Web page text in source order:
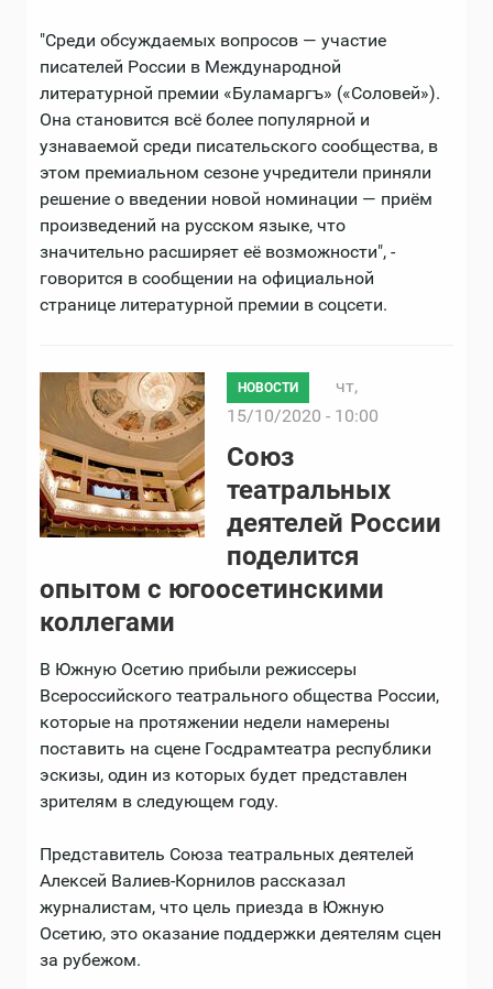
"Среди обсуждаемых вопросов — участие
писателей России в Международной
литературной премии «Буламаргъ» («Соловей»).
Она становится всё более популярной и
узнаваемой среди писательского сообщества, в
этом премиальном сезоне учредители приняли
решение о введении новой номинации — приём
произведений на русском языке, что
значительно расширяет её возможности", -
говорится в сообщении на официальной
странице литературной премии в соцсети.
НОВОСТИ
чт,
15/10/2020 - 10:00
Союз
театральных
деятелей России
поделится
опытом с югоосетинскими
коллегами
В Южную Осетию прибыли режиссеры
Всероссийского театрального общества России,
которые на протяжении недели намерены
поставить на сцене Госдрамтеатра республики
эскизы, один из которых будет представлен
зрителям в следующем году.
Представитель Союза театральных деятелей
Алексей Валиев-Корнилов рассказал
журналистам, что цель приезда в Южную
Осетию, это оказание поддержки деятелям сцен
за рубежом.